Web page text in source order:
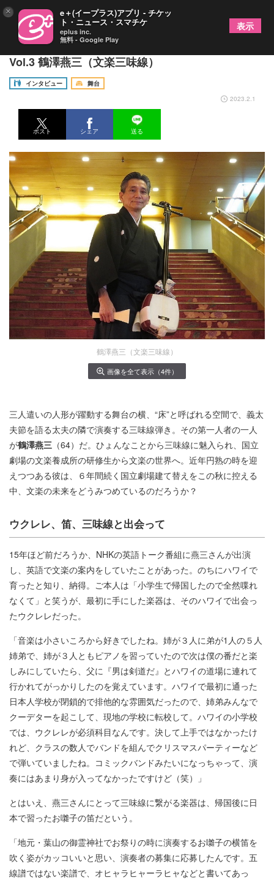
《連載》もっと文楽！〜文楽技芸員インタビュー〜
Vol.3 鶴澤燕三（文楽三味線）
インタビュー
舞台
2023.2.1
ポスト シェア 送る
鶴澤燕三（文楽三味線）
画像を全て表示（4件）
三人遣いの人形が躍動する舞台の横、“床”と呼ばれる空間で、義太
夫節を語る太夫の隣で演奏する三味線弾き。その第一人者の一人
が鶴澤燕三 （64）だ。ひょんなことから三味線に魅入られ、国立
劇場の文楽養成所の研修生から文楽の世界へ。近年円熟の時を迎
えつつある彼は、６年間続く国立劇場建て替えをこの秋に控える
中、文楽の未来をどうみつめているのだろうか？
ウクレレ、笛、三味線と出会って
15年ほど前だろうか、NHKの英語トーク番組に燕三さんが出演
し、英語で文楽の案内をしていたことがあった。のちにハワイで
育ったと知り、納得。ご本人は「小学生で帰国したので全然喋れ
なくて」と笑うが、最初に手にした楽器は、そのハワイで出会っ
たウクレレだった。
「音楽は小さいころから好きでしたね。姉が３人に弟が1人の５人
姉弟で、姉が３人ともピアノを習っていたので次は僕の番だと楽
しみにしていたら、父に『男は剣道だ』とハワイの道場に連れて
行かれてがっかりしたのを覚えています。ハワイで最初に通った
日本人学校が閉鎖的で排他的な雰囲気だったので、姉弟みんなで
クーデターを起こして、現地の学校に転校して。ハワイの小学校
では、ウクレレが必須科目なんです。決して上手ではなかったけ
れど、クラスの数人でバンドを組んでクリスマスパーティーなど
で弾いていましたね。コミックバンドみたいになっちゃって、演
奏にはあまり身が入ってなかったですけど（笑）」
とはいえ、燕三さんにとって三味線に繋がる楽器は、帰国後に日
本で習ったお囃子の笛だという。
「地元・葉山の御霊神社でお祭りの時に演奏するお囃子の横笛を
吹く姿がカッコいいと思い、演奏者の募集に応募したんです。五
線譜ではない楽譜で、オヒャラヒャーラヒャなどと書いてあっ
× e＋(イープラス)アプリ - チケッ
ト・ニュース・スマチケ
eplus inc.
無料 - Google Play
表示